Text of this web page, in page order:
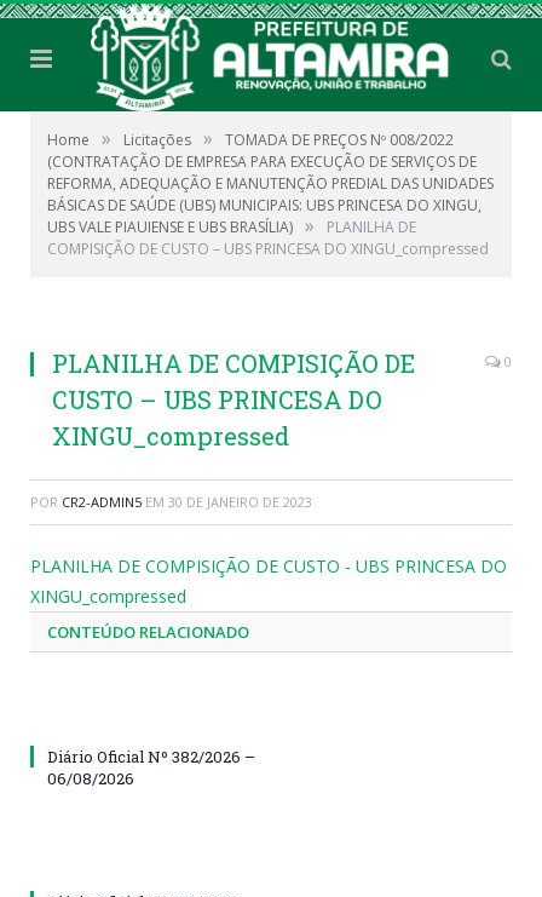
Home » Licitações »
TOMADA DE PREÇOS Nº 008/2022
(CONTRATAÇÃO DE EMPRESA PARA EXECUÇÃO DE SERVIÇOS DE
REFORMA, ADEQUAÇÃO E MANUTENÇÃO PREDIAL DAS UNIDADES
BÁSICAS DE SAÚDE (UBS) MUNICIPAIS: UBS PRINCESA DO XINGU,
UBS VALE PIAUIENSE E UBS BRASÍLIA) »
PLANILHA DE
COMPISIÇÃO DE CUSTO – UBS PRINCESA DO XINGU_compressed
PLANILHA DE COMPISIÇÃO DE
CUSTO – UBS PRINCESA DO
XINGU_compressed
0
POR CR2-ADMIN5 EM 30 DE JANEIRO DE 2023
PLANILHA DE COMPISIÇÃO DE CUSTO - UBS PRINCESA DO
XINGU_compressed
CONTEÚDO RELACIONADO
Diário Oficial Nº 382/2026 –
06/08/2026